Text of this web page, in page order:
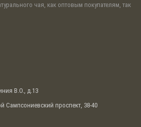
чая, как оптовым покупателям, так
В.О., д.13
Сампсониевский проспект, 38-40